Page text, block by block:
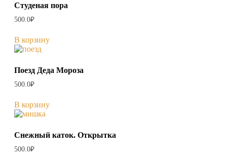
Студеная пора
500.0₽
В корзину
Поезд Деда Мороза
500.0₽
В корзину
Снежный каток. Открытка
500.0₽